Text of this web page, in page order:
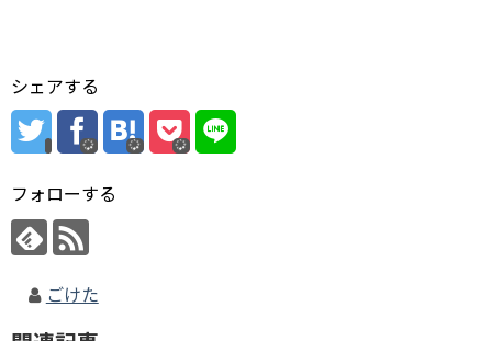
シェアする
フォローする
ごけた